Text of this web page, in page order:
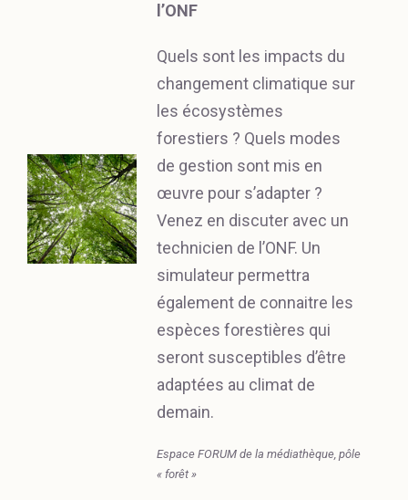
l’ONF
Quels sont les impacts du
changement climatique sur
les écosystèmes
forestiers ? Quels modes
de gestion sont mis en
œuvre pour s’adapter ?
Venez en discuter avec un
technicien de l’ONF. Un
simulateur permettra
également de connaitre les
espèces forestières qui
seront susceptibles d’être
adaptées au climat de
demain.
Espace FORUM de la médiathèque, pôle
« forêt »